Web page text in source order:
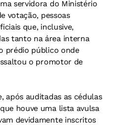
servidora do Ministério
votação, pessoas
que, inclusive,
tanto na área interna
prédio público onde
o promotor de
após auditadas as cédulas
houve uma lista avulsa
devidamente inscritos